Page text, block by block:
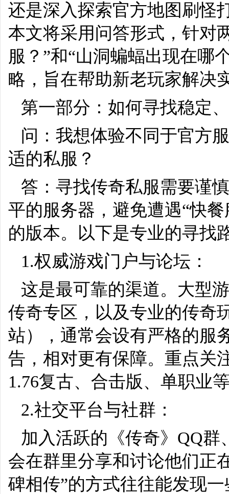
还是深入探索官方地图刷怪
本文将采用问答形式，针
服？”和“山洞蝙蝠出现在哪
略，旨在帮助新老玩家解决
第一部分：如何寻找稳定
问：我想体验不同于官方
适的私服？
答：寻找传奇私服需要谨
平的服务器，避免遭遇“快
的版本。以下是专业的寻找
1.权威游戏门户与论坛：
这是最可靠的渠道。大型
传奇专区，以及专业的传奇
站），通常会设有严格的服
告，相对更有保障。重点关
1.76复古、合击版、单职业
2.社交平台与社群：
加入活跃的《传奇》QQ群
会在群里分享和讨论他们正
碑相传”的方式往往能发现